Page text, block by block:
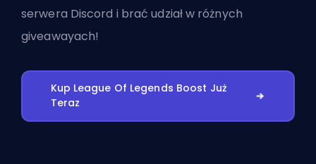
serwera Discord i brać udział w różnych
giveawayach!
Kup League Of Legends Boost Już
Teraz